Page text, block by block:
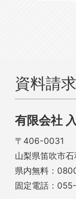
資料請
有限会社
〒406-0031
山梨県笛吹市
県内無料：
固定電話：